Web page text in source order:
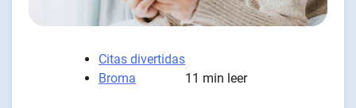
Citas divertidas
Broma
11 min leer